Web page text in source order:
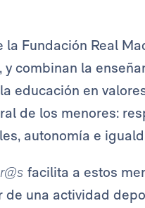
Fundación Real
y combinan la
educación en
de los menores:
autonomía e
facilita a estos
una actividad